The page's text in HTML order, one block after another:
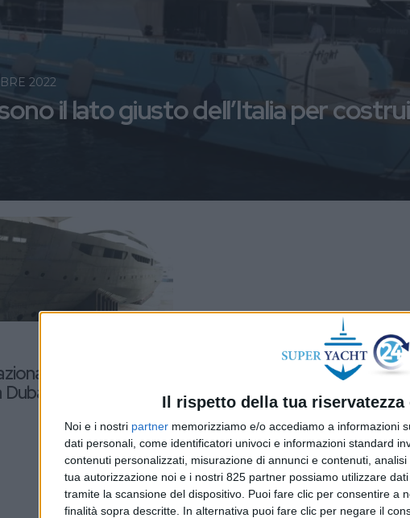
Il rispetto della tua
Noi e i nostri partner memorizziamo e/o accediamo a informazioni
dati personali, come identificatori univoci e informazioni standard
contenuti personalizzati, misurazione di annunci e contenuti,
tua autorizzazione noi e i nostri 825 partner possiamo utilizzare
tramite la scansione del dispositivo. Puoi fare clic per consentire a
finalità sopra descritte. In alternativa puoi fare clic per negare il
il lato giusto dell’Italia per
2022
per Marche